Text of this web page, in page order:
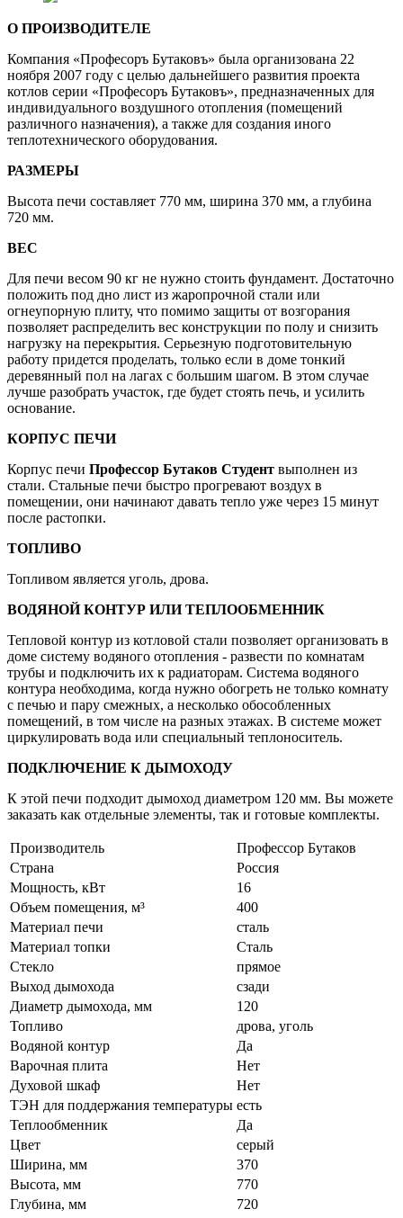
О ПРОИЗВОДИТЕЛЕ
Компания «Професоръ Бутаковъ» была организована 22
ноября 2007 году с целью дальнейшего развития проекта
котлов серии «Професоръ Бутаковъ», предназначенных для
индивидуального воздушного отопления (помещений
различного назначения), а также для создания иного
теплотехнического оборудования.
РАЗМЕРЫ
Высота печи составляет 770 мм, ширина 370 мм, а глубина
720 мм.
ВЕС
Для печи весом 90 кг не нужно стоить фундамент. Достаточно
положить под дно лист из жаропрочной стали или
огнеупорную плиту, что помимо защиты от возгорания
позволяет распределить вес конструкции по полу и снизить
нагрузку на перекрытия. Серьезную подготовительную
работу придется проделать, только если в доме тонкий
деревянный пол на лагах с большим шагом. В этом случае
лучше разобрать участок, где будет стоять печь, и усилить
основание.
КОРПУС ПЕЧИ
Корпус печи Профессор Бутаков Студент выполнен из
стали. Стальные печи быстро прогревают воздух в
помещении, они начинают давать тепло уже через 15 минут
после растопки.
ТОПЛИВО
Топливом является уголь, дрова.
ВОДЯНОЙ КОНТУР ИЛИ ТЕПЛООБМЕННИК
Тепловой контур из котловой стали позволяет организовать в
доме систему водяного отопления - развести по комнатам
трубы и подключить их к радиаторам. Система водяного
контура необходима, когда нужно обогреть не только комнату
с печью и пару смежных, а несколько обособленных
помещений, в том числе на разных этажах. В системе может
циркулировать вода или специальный теплоноситель.
ПОДКЛЮЧЕНИЕ К ДЫМОХОДУ
К этой печи подходит дымоход диаметром 120 мм. Вы можете
заказать как отдельные элементы, так и готовые комплекты.
Производитель
Профессор Бутаков
Страна
Россия
Мощность, кВт
16
Объем помещения, м³
400
Материал печи
сталь
Материал топки
Сталь
Стекло
прямое
Выход дымохода
сзади
Диаметр дымохода, мм
120
Топливо
дрова, уголь
Водяной контур
Да
Варочная плита
Нет
Духовой шкаф
Нет
ТЭН для поддержания температуры есть
Теплообменник
Да
Цвет
серый
Ширина, мм
370
Высота, мм
770
Глубина, мм
720